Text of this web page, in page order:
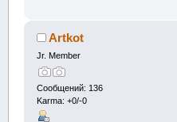
Artkot
Jr. Member
Сообщений: 136
Karma: +0/-0